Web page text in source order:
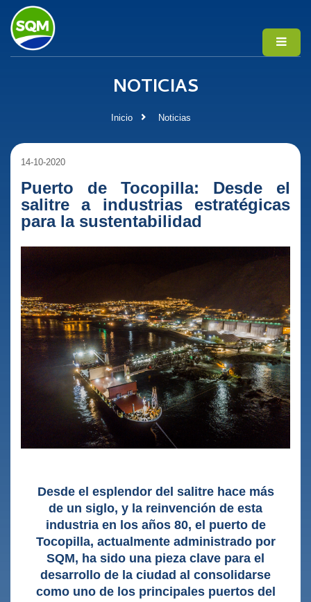
NOTICIAS
Inicio Noticias
14-10-2020
Puerto de Tocopilla: Desde el
salitre a industrias estratégicas
para la sustentabilidad
Desde el esplendor del salitre hace más
de un siglo, y la reinvención de esta
industria en los años 80, el puerto de
Tocopilla, actualmente administrado por
SQM, ha sido una pieza clave para el
desarrollo de la ciudad al consolidarse
como uno de los principales puertos del